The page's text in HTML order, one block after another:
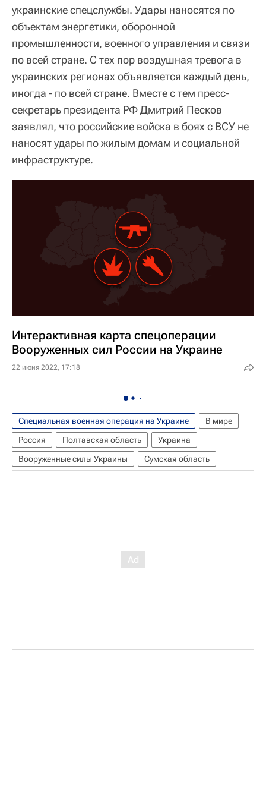
украинские спецслужбы. Удары наносятся по
объектам энергетики, оборонной
промышленности, военного управления и связи
по всей стране. С тех пор воздушная тревога в
украинских регионах объявляется каждый день,
иногда - по всей стране. Вместе с тем пресс-
секретарь президента РФ Дмитрий Песков
заявлял, что российские войска в боях с ВСУ не
наносят удары по жилым домам и социальной
инфраструктуре.
Интерактивная карта спецоперации
Вооруженных сил России на Украине
22 июня 2022, 17:18
Специальная военная операция на Украине
В мире
Россия
Полтавская область
Украина
Вооруженные силы Украины
Сумская область